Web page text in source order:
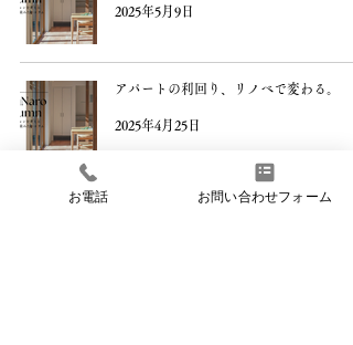
2025年5月9日
アパートの利回り、リノベで変わる。
2025年4月25日
お電話 お問い合わせフォーム